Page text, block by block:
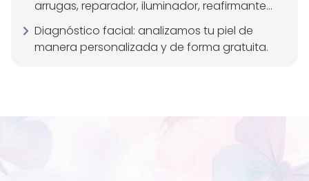
arrugas, reparador, iluminador, reafirmante...
Diagnóstico facial: analizamos tu piel de
manera personalizada y de forma gratuita.